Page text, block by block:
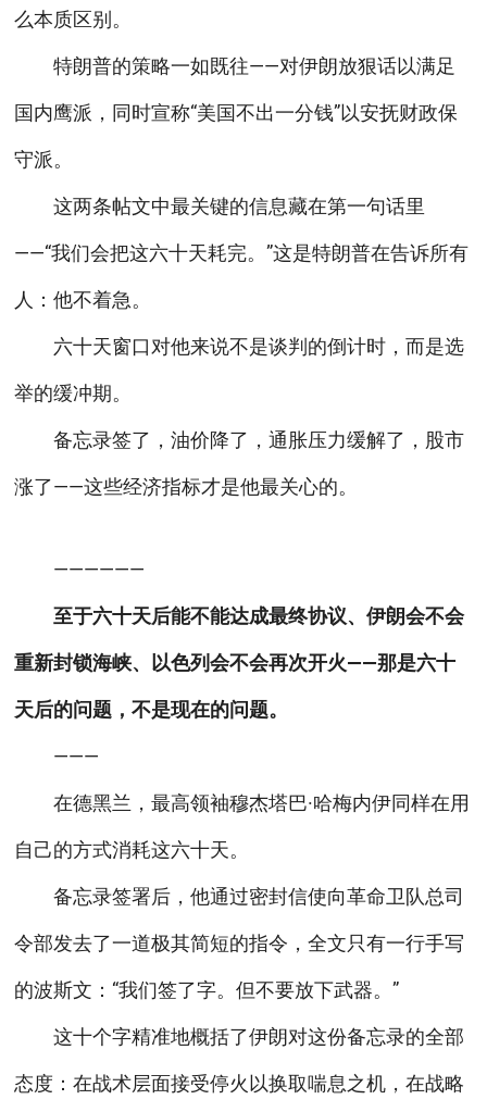
么本质区别。
特朗普的策略一如既往——对伊朗放狠话以满足
国内鹰派，同时宣称“美国不出一分钱”以安抚财政保
守派。
这两条帖文中最关键的信息藏在第一句话里
——“我们会把这六十天耗完。”这是特朗普在告诉所有
人：他不着急。
六十天窗口对他来说不是谈判的倒计时，而是选
举的缓冲期。
备忘录签了，油价降了，通胀压力缓解了，股市
涨了——这些经济指标才是他最关心的。
——————
至于六十天后能不能达成最终协议、伊朗会不会
重新封锁海峡、以色列会不会再次开火——那是六十
天后的问题，不是现在的问题。
———
在德黑兰，最高领袖穆杰塔巴·哈梅内伊同样在用
自己的方式消耗这六十天。
备忘录签署后，他通过密封信使向革命卫队总司
令部发去了一道极其简短的指令，全文只有一行手写
的波斯文：“我们签了字。但不要放下武器。”
这十个字精准地概括了伊朗对这份备忘录的全部
态度：在战术层面接受停火以换取喘息之机，在战略